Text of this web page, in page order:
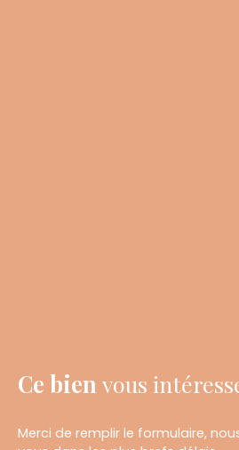
Ce bien vous
Merci de remplir le formulaire,